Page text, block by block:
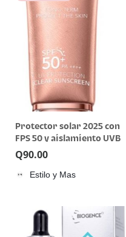
Protector solar 2025 con
FPS 50 y aislamiento UVB
Q90.00
Estilo y Mas